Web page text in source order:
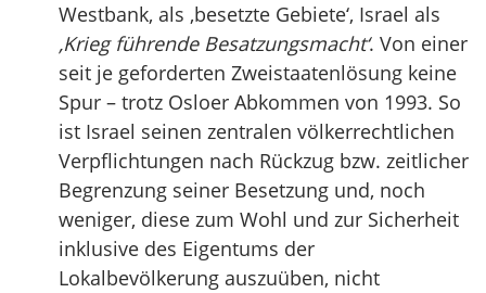
Westbank, als ‚besetzte Gebiete‘, Israel als
‚Krieg führende Besatzungsmacht‘. Von einer
seit je geforderten Zweistaatenlösung keine
Spur – trotz Osloer Abkommen von 1993. So
ist Israel seinen zentralen völkerrechtlichen
Verpflichtungen nach Rückzug bzw. zeitlicher
Begrenzung seiner Besetzung und, noch
weniger, diese zum Wohl und zur Sicherheit
inklusive des Eigentums der
Lokalbevölkerung auszuüben, nicht